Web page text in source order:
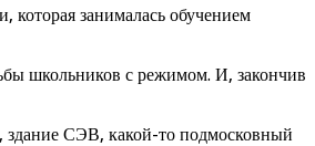
занималась обучением
школьников с режимом. И, закончив
СЭВ, какой-то подмосковный